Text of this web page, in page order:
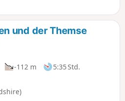
bekannt ist. Dieser Teil
Walk.
und der Themse
-112 m
5:35 Std.